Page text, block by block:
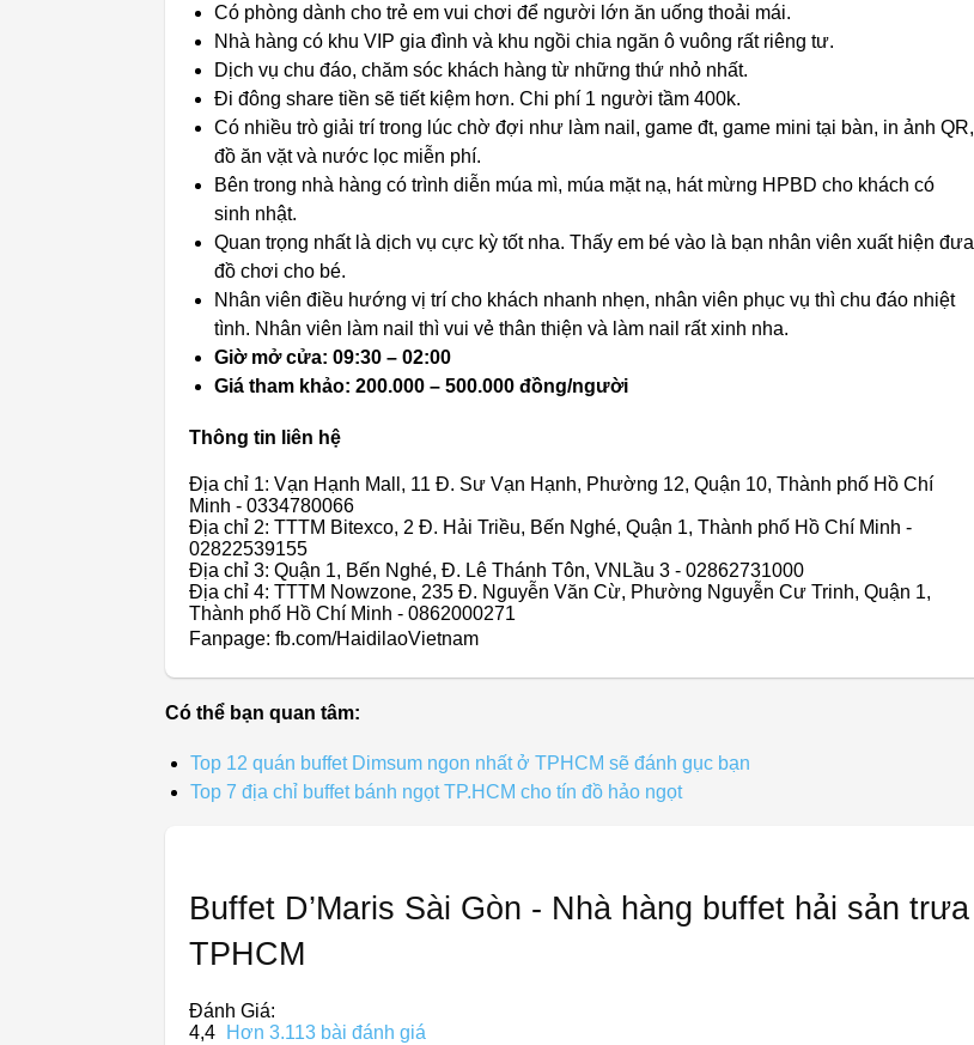
Có phòng dành cho trẻ em vui chơi để người lớn ăn uống thoải mái.
Nhà hàng có khu VIP gia đình và khu ngồi chia ngăn ô vuông rất riêng tư.
Dịch vụ chu đáo, chăm sóc khách hàng từ những thứ nhỏ nhất.
Đi đông share tiền sẽ tiết kiệm hơn. Chi phí 1 người tầm 400k.
Có nhiều trò giải trí trong lúc chờ đợi như làm nail, game đt, game mini tại bàn, in ảnh QR,
đồ ăn vặt và nước lọc miễn phí.
Bên trong nhà hàng có trình diễn múa mì, múa mặt nạ, hát mừng HPBD cho khách có
sinh nhật.
Quan trọng nhất là dịch vụ cực kỳ tốt nha. Thấy em bé vào là bạn nhân viên xuất hiện đưa
đồ chơi cho bé.
Nhân viên điều hướng vị trí cho khách nhanh nhẹn, nhân viên phục vụ thì chu đáo nhiệt
tình. Nhân viên làm nail thì vui vẻ thân thiện và làm nail rất xinh nha.
Giờ mở cửa: 09:30 – 02:00
Giá tham khảo: 200.000 – 500.000 đồng/người
Thông tin liên hệ
Địa chỉ 1: Vạn Hạnh Mall, 11 Đ. Sư Vạn Hạnh, Phường 12, Quận 10, Thành phố Hồ Chí
Minh - 0334780066
Địa chỉ 2: TTTM Bitexco, 2 Đ. Hải Triều, Bến Nghé, Quận 1, Thành phố Hồ Chí Minh -
02822539155
Địa chỉ 3: Quận 1, Bến Nghé, Đ. Lê Thánh Tôn, VNLầu 3 - 02862731000
Địa chỉ 4: TTTM Nowzone, 235 Đ. Nguyễn Văn Cừ, Phường Nguyễn Cư Trinh, Quận 1,
Thành phố Hồ Chí Minh - 0862000271
Fanpage: fb.com/HaidilaoVietnam
Có thể bạn quan tâm:
Top 12 quán buffet Dimsum ngon nhất ở TPHCM sẽ đánh gục bạn
Top 7 địa chỉ buffet bánh ngọt TP.HCM cho tín đồ hảo ngọt
Buffet D’Maris Sài Gòn - Nhà hàng buffet hải sản trưa
TPHCM
Đánh Giá:
4,4
Hơn 3.113 bài đánh giá